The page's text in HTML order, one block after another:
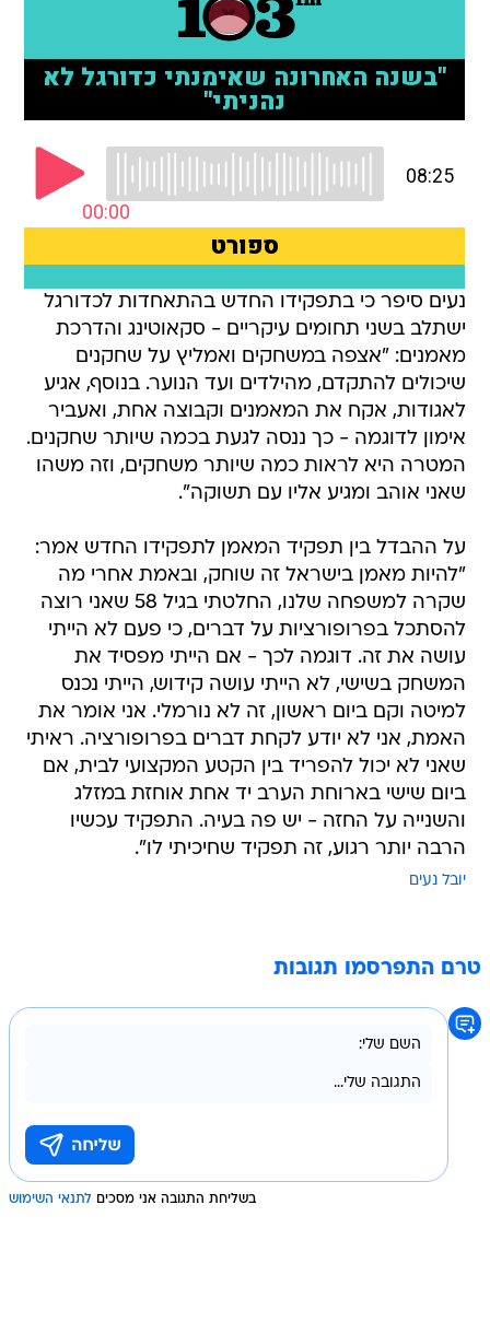
נעים סיפר כי בתפקידו החדש בהתאחדות לכדורגל
ישתלב בשני תחומים עיקריים - סקאוטינג והדרכת
מאמנים: "אצפה במשחקים ואמליץ על שחקנים
שיכולים להתקדם, מהילדים ועד הנוער. בנוסף, אגיע
לאגודות, אקח את המאמנים וקבוצה אחת, ואעביר
אימון לדוגמה - כך ננסה לגעת בכמה שיותר שחקנים.
המטרה היא לראות כמה שיותר משחקים, וזה משהו
שאני אוהב ומגיע אליו עם תשוקה".
על ההבדל בין תפקיד המאמן לתפקידו החדש אמר:
"להיות מאמן בישראל זה שוחק, ובאמת אחרי מה
שקרה למשפחה שלנו, החלטתי בגיל 58 שאני רוצה
להסתכל בפרופורציות על דברים, כי פעם לא הייתי
עושה את זה. דוגמה לכך - אם הייתי מפסיד את
המשחק בשישי, לא הייתי עושה קידוש, הייתי נכנס
למיטה וקם ביום ראשון, זה לא נורמלי. אני אומר את
האמת, אני לא יודע לקחת דברים בפרופורציה. ראיתי
שאני לא יכול להפריד בין הקטע המקצועי לבית, אם
ביום שישי בארוחת הערב יד אחת אוחזת במזלג
והשנייה על החזה - יש פה בעיה. התפקיד עכשיו
הרבה יותר רגוע, זה תפקיד שחיכיתי לו".
יובל נעים
טרם התפרסמו תגובות
בשליחת התגובה אני מסכים לתנאי השימוש